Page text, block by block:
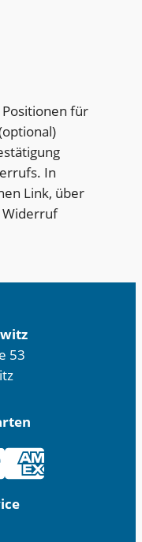
für
In
Link, über
Widerruf
53